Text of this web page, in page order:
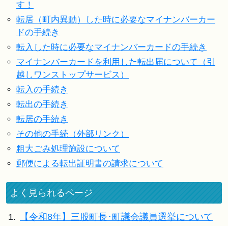
す！
転居（町内異動）した時に必要なマイナンバーカー
ドの手続き
転入した時に必要なマイナンバーカードの手続き
マイナンバーカードを利用した転出届について（引
越しワンストップサービス）
転入の手続き
転出の手続き
転居の手続き
その他の手続（外部リンク）
粗大ごみ処理施設について
郵便による転出証明書の請求について
よく見られるページ
1.
【令和8年】三股町長･町議会議員選挙について